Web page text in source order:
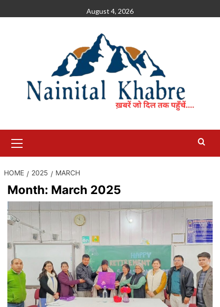
to
August 4, 2026
Menu
HOME 2025 MARCH
Month: March 2025